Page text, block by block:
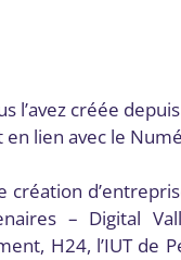
l’avez créée
lien avec le
création
– Digital
H24, l’IUT de